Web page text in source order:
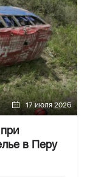
17 июля 2026
в Перу